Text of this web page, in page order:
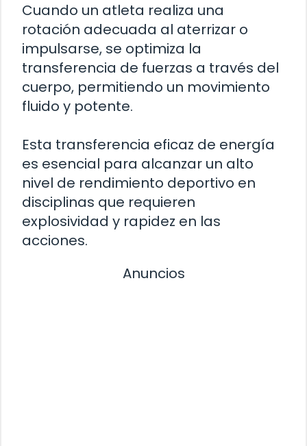
Cuando un atleta realiza una
rotación adecuada al aterrizar o
impulsarse, se optimiza la
transferencia de fuerzas a través del
cuerpo, permitiendo un movimiento
fluido y potente.
Esta transferencia eficaz de energía
es esencial para alcanzar un alto
nivel de rendimiento deportivo en
disciplinas que requieren
explosividad y rapidez en las
acciones.
Anuncios